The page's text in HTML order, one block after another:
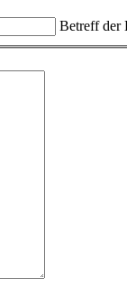
Betreff der